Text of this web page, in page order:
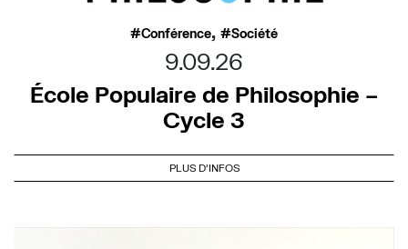
Conférence, Société
9.09.26
École Populaire de Philosophie –
Cycle 3
PLUS D'INFOS